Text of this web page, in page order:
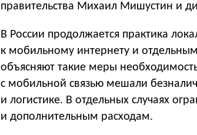
правительства Михаил Мишустин и
В России продолжается практика
к мобильному интернету и
объясняют такие меры
с мобильной связью мешали
и логистике. В отдельных случаях
и дополнительным расходам.